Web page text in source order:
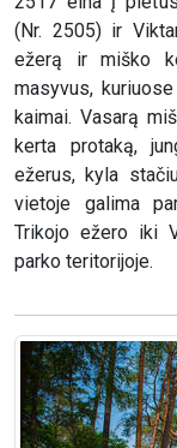
(Nr. 2505) ir
ežerą ir miško
masyvus,
kaimai. Vasarą
kerta protaką,
ežerus, kyla
vietoje galima
Trikojo ežero iki
parko teritorijoje.